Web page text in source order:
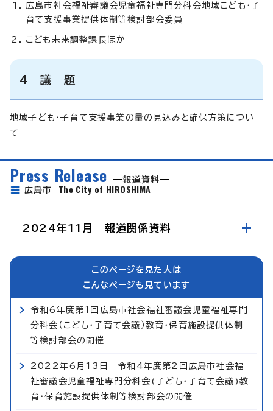
広島市社会福祉審議会児童福祉専門分科会地域こども・子
育て支援事業提供体制等検討部会委員
こども未来調整課長ほか
4 議 題
地域子ども・子育て支援事業の量の見込みと確保方策につい
て
Press Release
報道資料
広島市 The City of HIROSHIMA
2024年11月 報道関係資料
このページを見た人は
こんなページも見ています
令和6年度第1回広島市社会福祉審議会児童福祉専門
分科会（こども・子育て会議）教育・保育施設提供体制
等検討部会の開催
2022年6月13日 令和4年度第2回広島市社会福
祉審議会児童福祉専門分科会(子ども・子育て会議)教
育・保育施設提供体制等検討部会の開催